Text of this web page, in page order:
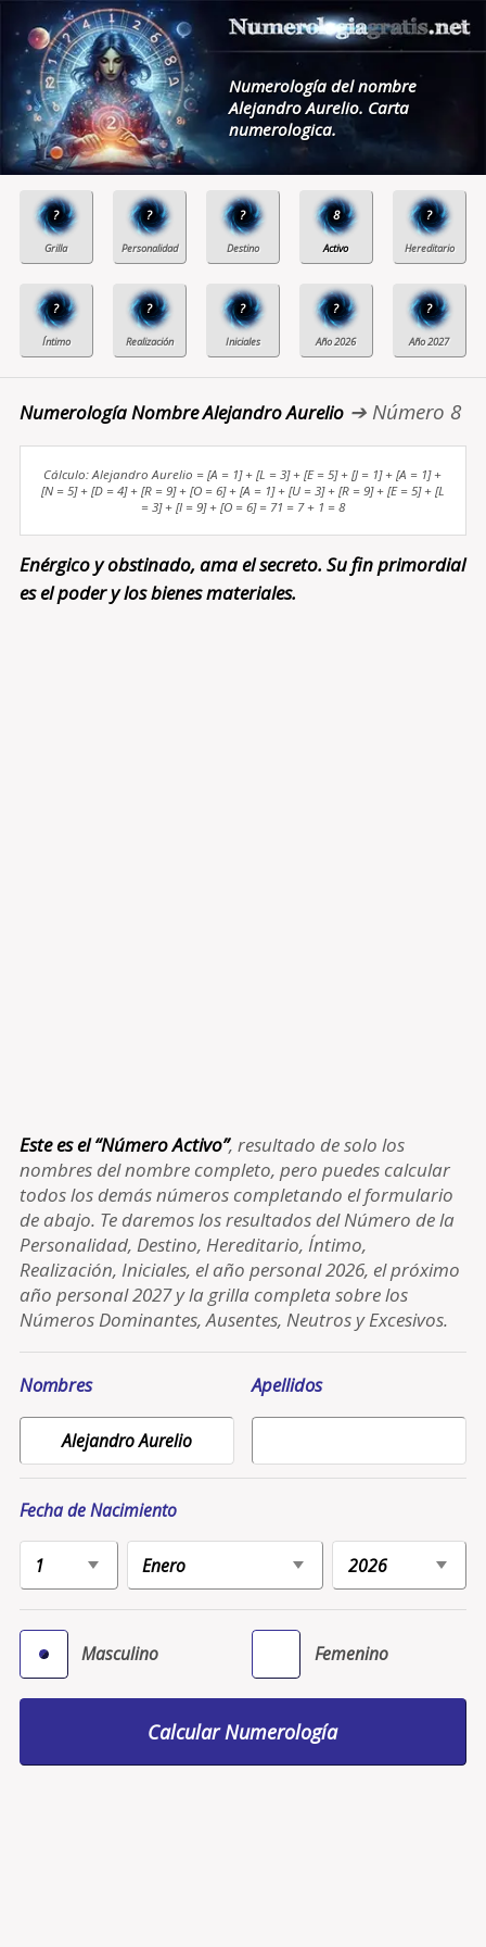
Numerología del nombre
Alejandro Aurelio. Carta
numerologica.
? ? ? 8 ?
? ? ? ? ?
Numerología Nombre Alejandro Aurelio➔ Número 8
Cálculo: Alejandro Aurelio = [A = 1] + [L = 3] + [E = 5] + [J = 1] + [A = 1] +
[N = 5] + [D = 4] + [R = 9] + [O = 6] + [A = 1] + [U = 3] + [R = 9] + [E = 5] + [L
= 3] + [I = 9] + [O = 6] = 71 = 7 + 1 = 8
Enérgico y obstinado, ama el secreto. Su fin primordial
es el poder y los bienes materiales.
Este es el “Número Activo”, resultado de solo los
nombres del nombre completo, pero puedes calcular
todos los demás números completando el formulario
de abajo. Te daremos los resultados del Número de la
Personalidad, Destino, Hereditario, Íntimo,
Realización, Iniciales, el año personal 2026, el próximo
año personal 2027 y la grilla completa sobre los
Números Dominantes, Ausentes, Neutros y Excesivos.
Nombres Apellidos
Fecha de Nacimiento
Masculino Femenino